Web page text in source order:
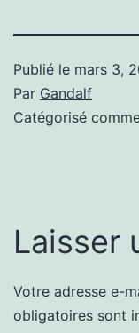
Publié le mars 3,
Par Gandalf
Catégorisé
Laisser
Votre adresse e-
obligatoires sont